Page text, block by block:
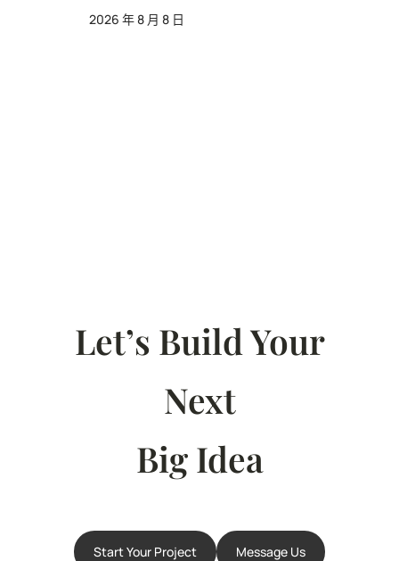
2026 年 8 月 8 日
Let’s Build Your
Next
Big Idea
Start Your Project Message Us